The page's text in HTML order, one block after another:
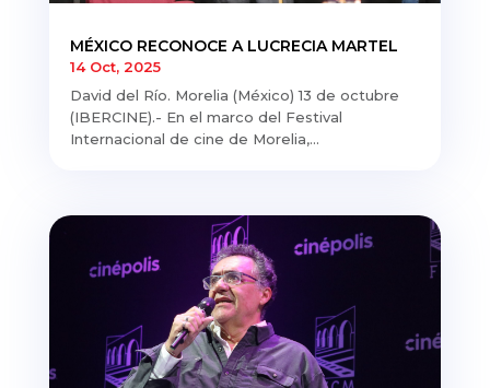
MÉXICO RECONOCE A LUCRECIA MARTEL
14 Oct, 2025
David del Río. Morelia (México) 13 de octubre
(IBERCINE).- En el marco del Festival
Internacional de cine de Morelia,...